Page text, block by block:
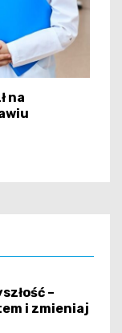
na
–
i zmieniaj